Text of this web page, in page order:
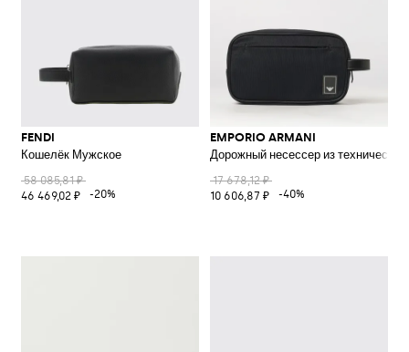
FENDI
Кошелёк Мужское
58 085,81 ₽
46 469,02 ₽
-20%
EMPORIO ARMANI
Дорожный несессер из
17 678,12 ₽
10 606,87 ₽
-40%